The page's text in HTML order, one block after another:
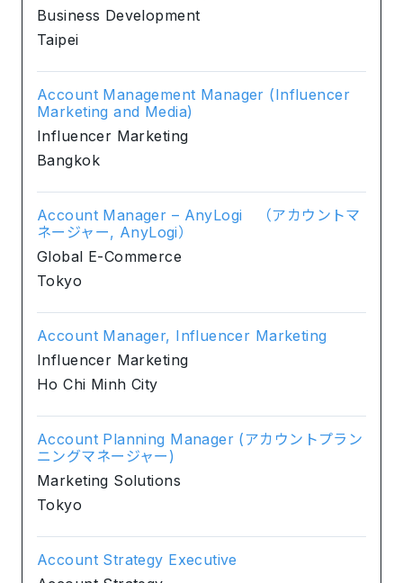
Business Development
Taipei
Account Management Manager (Influencer
Marketing and Media)
Influencer Marketing
Bangkok
Account Manager – AnyLogi （アカウントマ
ネージャー, AnyLogi）
Global E-Commerce
Tokyo
Account Manager, Influencer Marketing
Influencer Marketing
Ho Chi Minh City
Account Planning Manager (アカウントプラン
ニングマネージャー)
Marketing Solutions
Tokyo
Account Strategy Executive